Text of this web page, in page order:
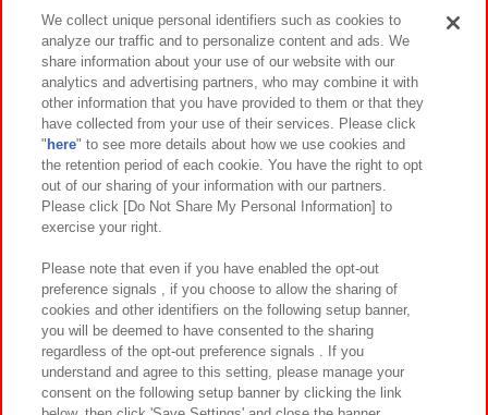
イベント・キャンペーン
関連会社 サステナビリティ サイトポリシー
プライバシーポリシー ウェブアクセシビリティ方針と検証結果
お取引先さまとともに
カスタマーハラスメント対応方針 よくあるご質問・お問い合わせ
We collect unique personal identifiers such as cookies to
analyze our traffic and to personalize content and ads. We
share information about your use of our website with our
analytics and advertising partners, who may combine it with
other information that you have provided to them or that they
have collected from your use of their services. Please click
" here" to see more details about how we use cookies and
the retention period of each cookie. You have the right to opt
out of our sharing of your information with our partners.
Please click [Do Not Share My Personal Information] to
exercise your right.
Please note that even if you have enabled the opt-out
preference signals , if you choose to allow the sharing of
cookies and other identifiers on the following setup banner,
you will be deemed to have consented to the sharing
regardless of the opt-out preference signals . If you
understand and agree to this setting, please manage your
consent on the following setup banner by clicking the link